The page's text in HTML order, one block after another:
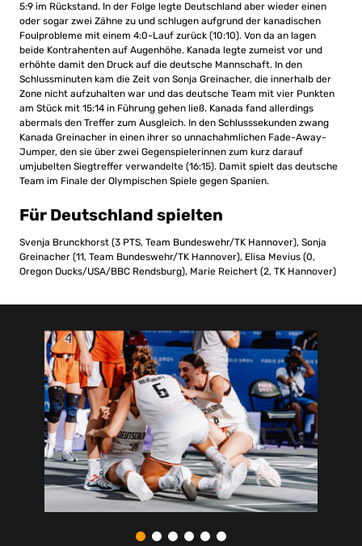
5:9 im Rückstand. In der Folge legte Deutschland aber wieder einen
oder sogar zwei Zähne zu und schlugen aufgrund der kanadischen
Foulprobleme mit einem 4:0-Lauf zurück (10:10). Von da an lagen
beide Kontrahenten auf Augenhöhe. Kanada legte zumeist vor und
erhöhte damit den Druck auf die deutsche Mannschaft. In den
Schlussminuten kam die Zeit von Sonja Greinacher, die innerhalb der
Zone nicht aufzuhalten war und das deutsche Team mit vier Punkten
am Stück mit 15:14 in Führung gehen ließ. Kanada fand allerdings
abermals den Treffer zum Ausgleich. In den Schlusssekunden zwang
Kanada Greinacher in einen ihrer so unnachahmlichen Fade-Away-
Jumper, den sie über zwei Gegenspielerinnen zum kurz darauf
umjubelten Siegtreffer verwandelte (16:15). Damit spielt das deutsche
Team im Finale der Olympischen Spiele gegen Spanien.
Für Deutschland spielten
Svenja Brunckhorst (3 PTS, Team Bundeswehr/TK Hannover), Sonja
Greinacher (11, Team Bundeswehr/TK Hannover), Elisa Mevius (0,
Oregon Ducks/USA/BBC Rendsburg), Marie Reichert (2, TK Hannover)